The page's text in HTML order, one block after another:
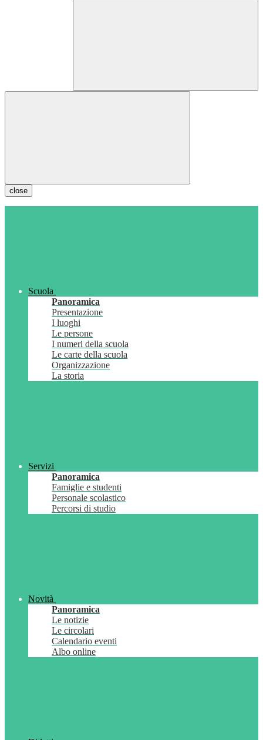
close
Scuola
Panoramica
Presentazione
I luoghi
Le persone
I numeri della scuola
Le carte della scuola
Organizzazione
La storia
Servizi
Panoramica
Famiglie e studenti
Personale scolastico
Percorsi di studio
Novità
Panoramica
Le notizie
Le circolari
Calendario eventi
Albo online